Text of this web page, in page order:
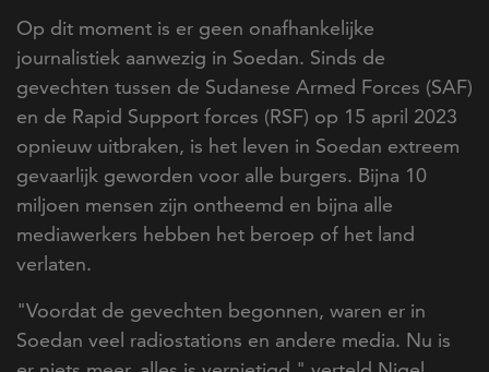
Op dit moment is er geen onafhankelijke
journalistiek aanwezig in Soedan. Sinds de
gevechten tussen de Sudanese Armed Forces (SAF)
en de Rapid Support forces (RSF) op 15 april 2023
opnieuw uitbraken, is het leven in Soedan extreem
gevaarlijk geworden voor alle burgers. Bijna 10
miljoen mensen zijn ontheemd en bijna alle
mediawerkers hebben het beroep of het land
verlaten.
"Voordat de gevechten begonnen, waren er in
Soedan veel radiostations en andere media. Nu is